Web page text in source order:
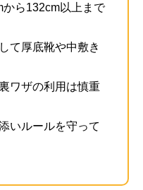
ら132cm以上まで
て厚底靴や中敷き
ワザの利用は慎重
いルールを守って